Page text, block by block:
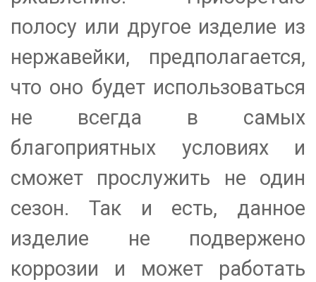
полосу или другое изделие из
нержавейки, предполагается,
что оно будет использоваться
не всегда в самых
благоприятных условиях и
сможет прослужить не один
сезон. Так и есть, данное
изделие не подвержено
коррозии и может работать